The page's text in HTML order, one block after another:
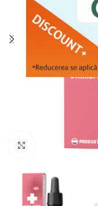
Click to enlarge